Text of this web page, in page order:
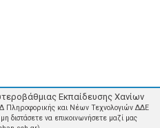
Εκπαίδευσης Χανίων
Δ Πληροφορικής και Νέων Τεχνολογιών ΔΔΕ
διστάσετε να επικοινωνήσετε μαζί μας